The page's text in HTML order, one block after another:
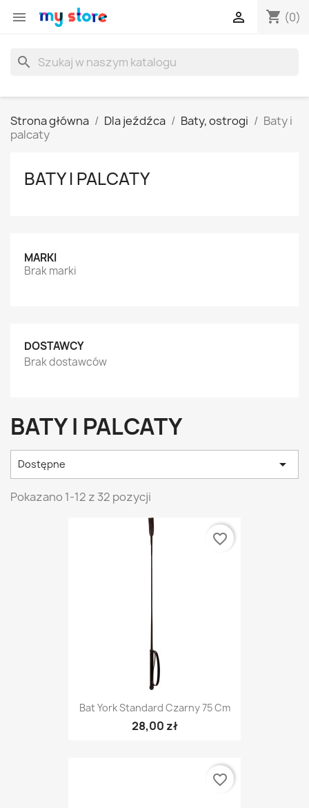
 shopping_cart (0)

search
Strona główna Dla jeźdźca Baty, ostrogi
Baty i
palcaty
BATY I PALCATY
MARKI
Brak marki
DOSTAWCY
Brak dostawców
BATY I PALCATY
Dostępne 
Pokazano 1-12 z 32 pozycji
Bat York Standard Czarny 75 Cm
28,00 zł
favorite_border
favorite_border